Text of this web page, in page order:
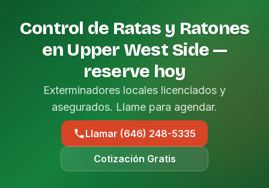
Control de Ratas y Ratones
en Upper West Side —
reserve hoy
Exterminadores locales licenciados y
asegurados. Llame para agendar.
Llamar (646) 248-5335
Cotización Gratis